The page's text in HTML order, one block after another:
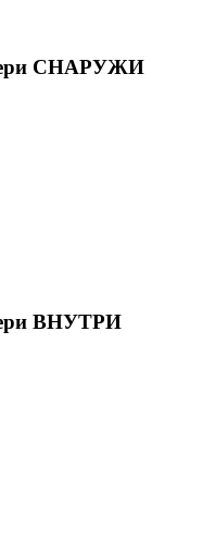
СНАРУЖИ
ВНУТРИ